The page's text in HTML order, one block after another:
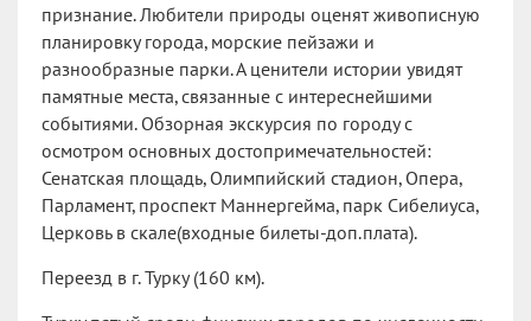
признание. Любители природы оценят живописную
планировку города, морские пейзажи и
разнообразные парки. А ценители истории увидят
памятные места, связанные с интереснейшими
событиями. Обзорная экскурсия по городу с
осмотром основных достопримечательностей:
Сенатская площадь, Олимпийский стадион, Опера,
Парламент, проспект Маннергейма, парк Сибелиуса,
Церковь в скале(входные билеты-доп.плата).
Переезд в г. Турку (160 км).